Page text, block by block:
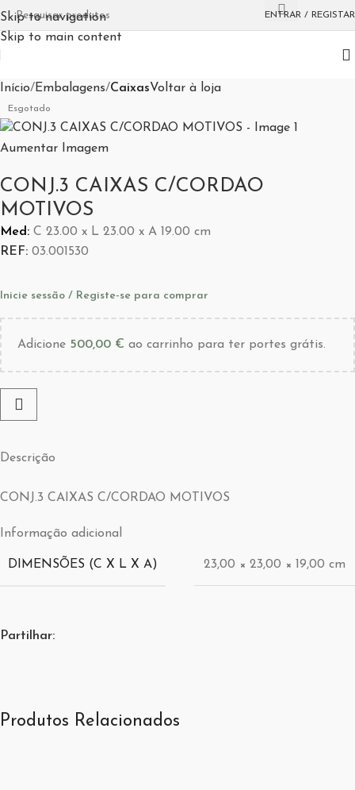
Skip to navigation
Skip to main content
ENTRAR / REGISTAR
Início Embalagens CaixasVoltar à loja
Esgotado
Aumentar Imagem
CONJ.3 CAIXAS C/CORDAO
MOTIVOS
Med: C 23.00 x L 23.00 x A 19.00 cm
REF: 03.001530
Inicie sessão / Registe-se para comprar
Adicione 500,00 € ao carrinho para ter portes grátis.
Descrição
CONJ.3 CAIXAS C/CORDAO MOTIVOS
Informação adicional
DIMENSÕES (C X L X A) 23,00 × 23,00 × 19,00 cm
Partilhar:
Produtos Relacionados